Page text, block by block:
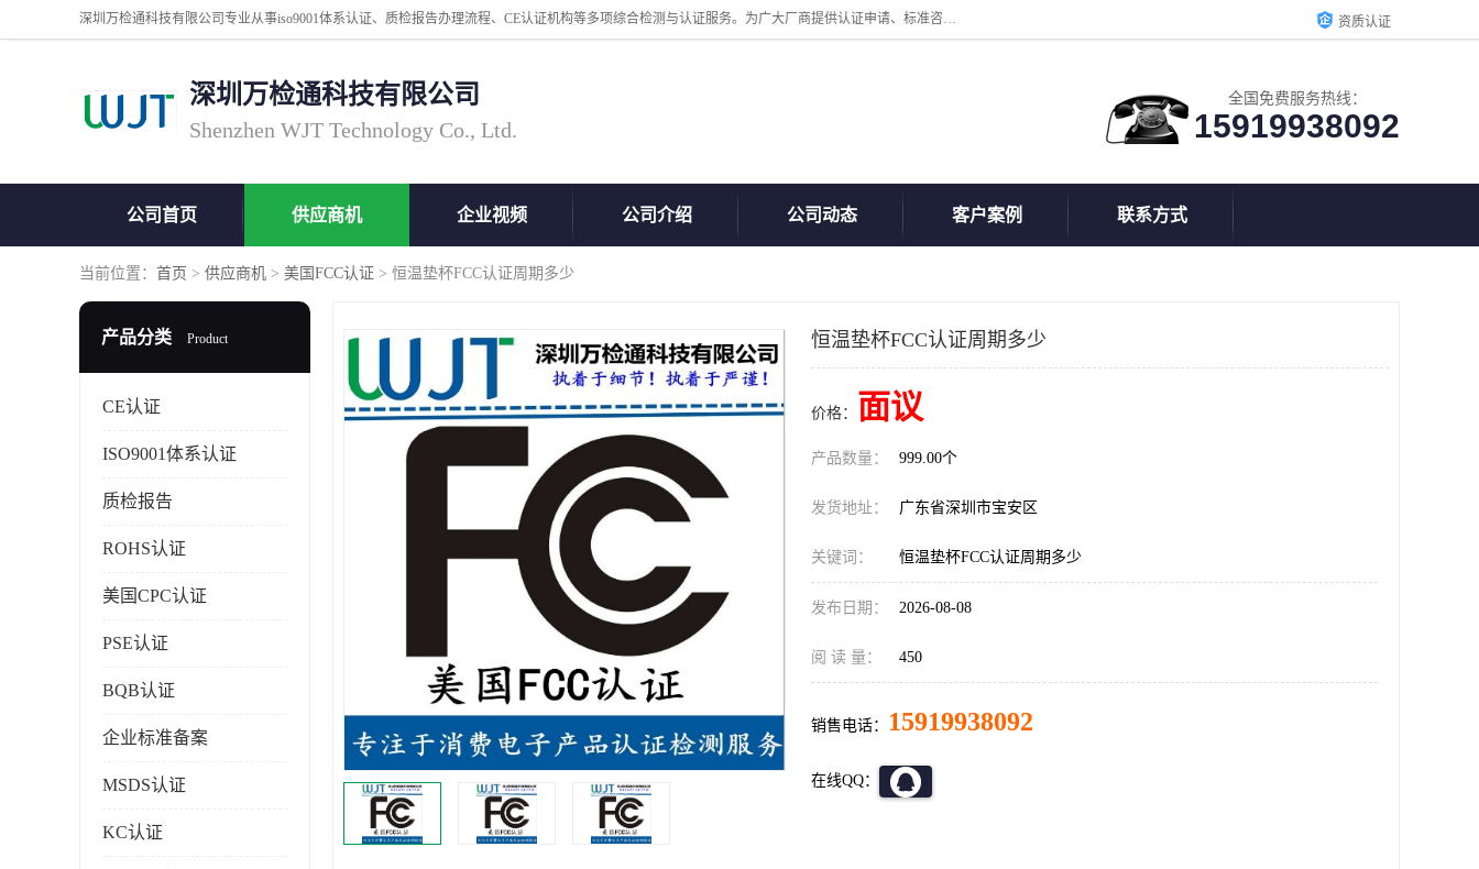
深圳万检通科技有限公司专业从事iso9001体系认证、质检报告办理流程、CE认证机构等多项综合检测与认证服务。为广大厂商提供认证申请、标准咨询、测试、技术支持、对策、获得认证等“一站式”服务。 资质认证
深圳万检通科技有限公司
Shenzhen WJT Technology Co., Ltd.
全国免费服务热线：
15919938092
公司首页 供应商机 企业视频 公司介绍 公司动态 客户案例 联系方式
当前位置： 首页 > 供应商机 > 美国FCC认证 > 恒温垫杯FCC认证周期多少
产品分类 Product
CE认证
ISO9001体系认证
质检报告
ROHS认证
美国CPC认证
PSE认证
BQB认证
企业标准备案
MSDS认证
KC认证
恒温垫杯FCC认证周期多少
价格： 面议
产品数量： 999.00个
发货地址： 广东省深圳市宝安区
关键词： 恒温垫杯FCC认证周期多少
发布日期： 2026-08-08
阅 读 量： 450
销售电话： 15919938092
在线QQ：